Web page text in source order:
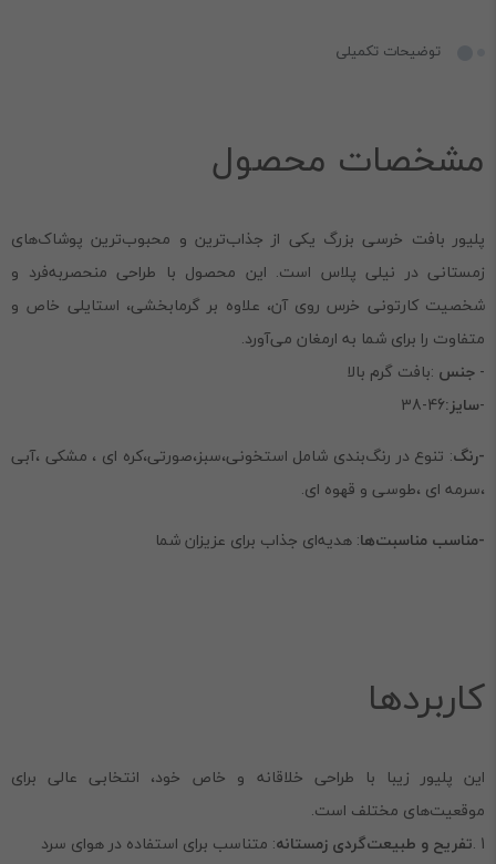
توضیحات تکمیلی
مشخصات محصول
پلیور بافت خرسی بزرگ یکی از جذاب‌ترین و محبوب‌ترین پوشاک‌های
زمستانی در نیلی پلاس است. این محصول با طراحی منحصربه‌فرد و
شخصیت کارتونی خرس روی آن، علاوه بر گرما‌بخشی، استایلی خاص و
متفاوت را برای شما به ارمغان می‌آورد.
- جنس :بافت گرم بالا
-سایز:46-38
-رنگ: تنوع در رنگ‌بندی شامل استخونی،سبز،صورتی،کره ای ، مشکی ،آبی
،سرمه ای ،طوسی و قهوه ای.
-مناسب مناسبت‌ها: هدیه‌ای جذاب برای عزیزان شما
کاربردها
این پلیور زیبا با طراحی خلاقانه و خاص خود، انتخابی عالی برای
موقعیت‌های مختلف است.
1 . تفریح و طبیعت‌گردی زمستانه: متناسب برای استفاده در هوای سرد